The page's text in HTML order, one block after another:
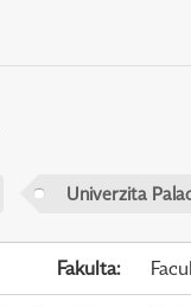
Univerzita
Fakulta: